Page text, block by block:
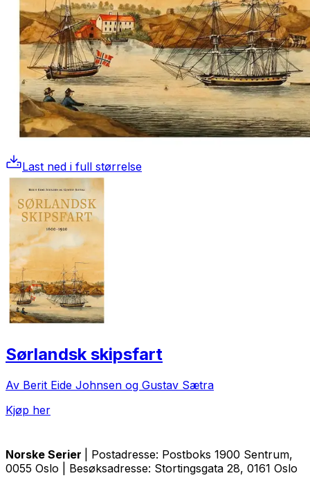
Last ned i full størrelse
Sørlandsk skipsfart
Av Berit Eide Johnsen og Gustav Sætra
Kjøp her
Norske Serier
| Postadresse: Postboks 1900 Sentrum,
0055 Oslo | Besøksadresse: Stortingsgata 28, 0161 Oslo